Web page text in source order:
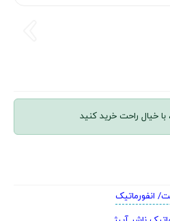
خیال راحت خرید کنید
انفورماتیک